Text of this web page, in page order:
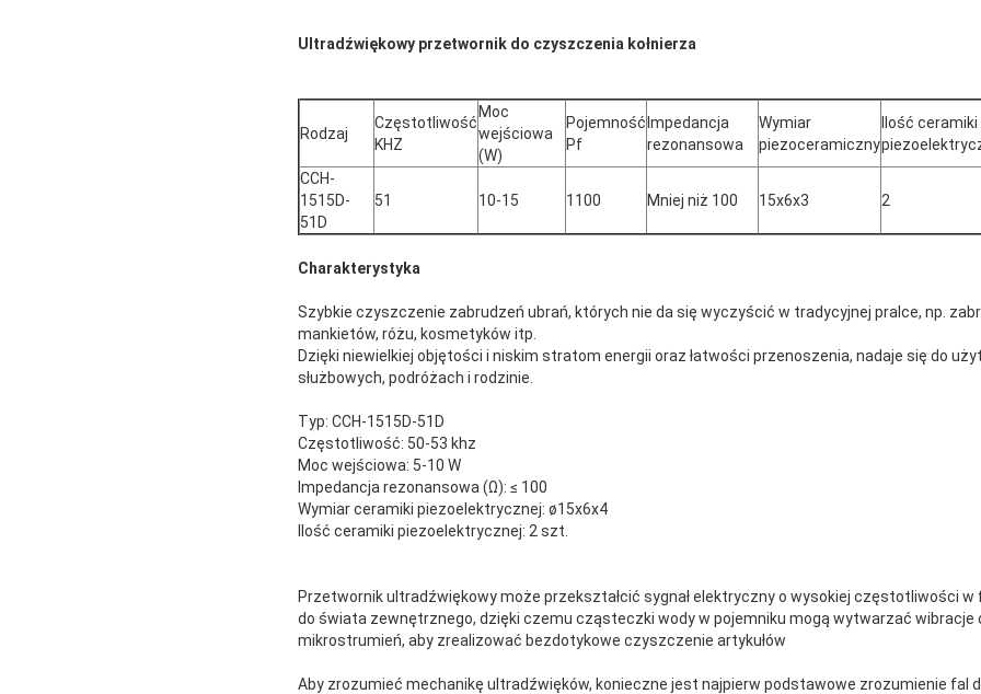
Ultradźwiękowy przetwornik do czyszczenia kołnierza
Rodzaj
Częstotliwość
KHZ
Moc
wejściowa
(W)
Pojemność
Pf
Impedancja
rezonansowa
Wymiar
piezoceramiczny
Ilość ceramiki
CCH-
1515D-
51D
51 10-15 1100 Mniej niż 100 15x6x3 2
Charakterystyka
Szybkie czyszczenie zabrudzeń ubrań, których nie da się wyczyścić w tradycyjnej pralce, np.
mankietów, różu, kosmetyków itp.
Dzięki niewielkiej objętości i niskim stratom energii oraz łatwości przenoszenia, nadaje się do
służbowych, podróżach i rodzinie.
Typ: CCH-1515D-51D
Częstotliwość: 50-53 khz
Moc wejściowa: 5-10 W
Impedancja rezonansowa (Ω): ≤ 100
Wymiar ceramiki piezoelektrycznej: ø15x6x4
Ilość ceramiki piezoelektrycznej: 2 szt.
Przetwornik ultradźwiękowy może przekształcić sygnał elektryczny o wysokiej częstotliwości
do świata zewnętrznego, dzięki czemu cząsteczki wody w pojemniku mogą wytwarzać wibracje
mikrostrumień, aby zrealizować bezdotykowe czyszczenie artykułów
Aby zrozumieć mechanikę ultradźwięków, konieczne jest najpierw podstawowe zrozumienie fal